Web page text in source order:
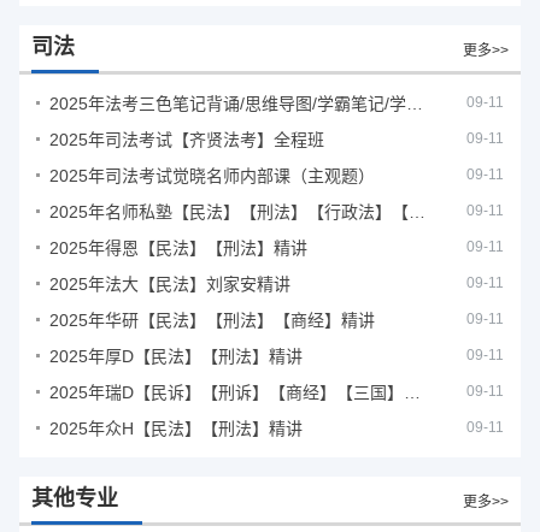
司法 更多>>
09-11
2025年司法考试【齐贤法考】全程班 09-11
2025年司法考试觉晓名师内部课（主观题） 09-11
09-11
2025年得恩【民法】【刑法】精讲 09-11
2025年法大【民法】刘家安精讲 09-11
2025年华研【民法】【刑法】【商经】精讲 09-11
2025年厚D【民法】【刑法】精讲 09-11
09-11
2025年众H【民法】【刑法】精讲 09-11
其他专业 更多>>